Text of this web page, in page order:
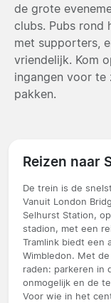
de grote
clubs. Pubs rond
met supporters,
vriendelijk. Kom
ingangen voor te
pakken.
Reizen naar
De trein is de
Vanuit London
Selhurst Station,
stadion, met een
Tramlink biedt een
Wimbledon. Met
raden: parkeren in
onmogelijk en de
Voor wie in het